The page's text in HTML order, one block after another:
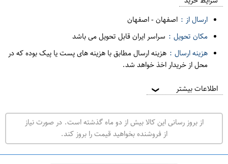
ف
ر
ت
ه
ر
ا
ارسال از : اصفهان-اصفهان
مکان تحویل : سراسر ایران قابل تحویل می باشد
هزینه ارسال : هزینه ارسال مطابق با هزینه های پست یا پیک بوده که در
محل از خریدار اخذ خواهد شد.
اطلاعات بیشتر ❯
از بروز رسانی این کالا بیش از دو ماه گذشته است. در صورت نیاز
از فروشنده بخواهید قیمت را بروز کند.